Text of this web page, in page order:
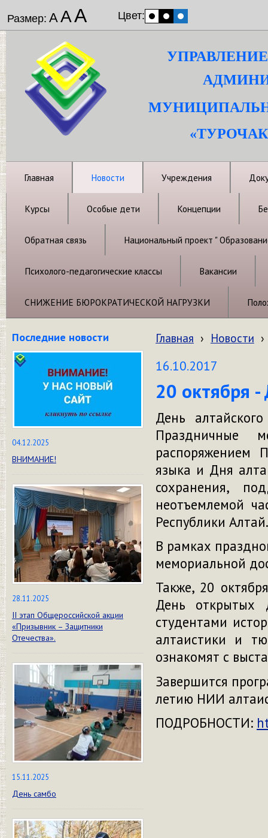
Размер: ААА Цвет:
Главная Новости Учреждения
Курсы Особые дети Концепции
Обратная связь Национальный проект "
Психолого-педагогические классы Вакансии
СНИЖЕНИЕ БЮРОКРАТИЧЕСКОЙ НАГРУЗКИ
Последние новости
04.12.2025
ВНИМАНИЕ!
28.11.2025
II этап Общероссийской акции
«Призывник – Защитники
Отечества».
15.11.2025
День самбо
Главная › Новости ›
16.10.2017
20 октября -
День
Праздничные
распоряжением
языка и Дня
сохранения,
неотъемлемой
Республики Алтай.
В рамках
мемориальной
Также, 20
День открытых
студентами
алтаистики и
ознакомят с
Завершится
летию НИИ
ПОДРОБНОСТИ: